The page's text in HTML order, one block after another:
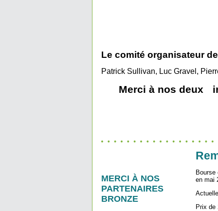
Le comité organisateur
Patrick Sullivan, Luc Gravel,
Merci à nos deux
MERCI À NOS
PARTENAIRES
BRONZE
Bourse
en mai
Prix de